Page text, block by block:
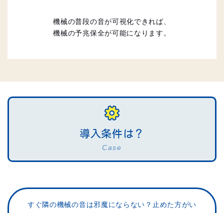
機械の普段の音が可視化できれば、
機械の予兆保全が可能になります。
導入条件は？
Case
すぐ隣の機械の音は邪魔にならない？ 止めた方がい